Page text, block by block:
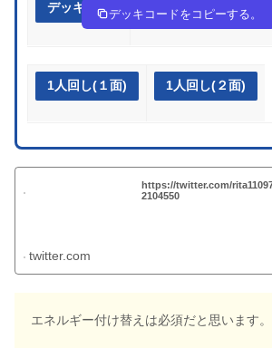
デッキ作成 xxYx48-xl6IaL-cYcDc8
デッキコードをコピーする。
1人回し(１面) 1人回し(２面)
https://twitter.com/
2104550
twitter.com
エネルギー付け替えは必須だと思います。